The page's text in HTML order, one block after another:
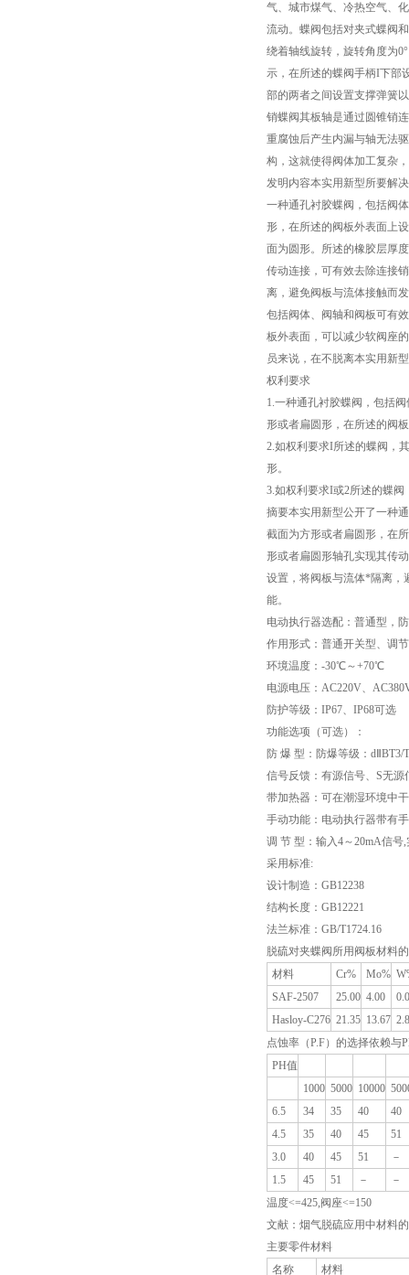
气、城市煤气、冷热空气、
流动。蝶阀包括对夹式蝶阀
绕着轴线旋转，旋转角度为
示，在所述的蝶阀手柄I下部
部的两者之间设置支撑弹簧
销蝶阀其板轴是通过圆锥销
重腐蚀后产生内漏与轴无法
构，这就使得阀体加工复杂
发明内容本实用新型所要解
一种通孔衬胶蝶阀，包括阀
形，在所述的阀板外表面上
面为圆形。所述的橡胶层厚
传动连接，可有效去除连接
离，避免阀板与流体接触而
包括阀体、阀轴和阀板可有
板外表面，可以减少软阀座
员来说，在不脱离本实用新
权利要求
1.一种通孔衬胶蝶阀，包括
形或者扁圆形，在所述的阀
2.如权利要求I所述的蝶阀，
形。
3.如权利要求I或2所述的蝶阀
摘要本实用新型公开了一种
截面为方形或者扁圆形，在
形或者扁圆形轴孔实现其传
设置，将阀板与流体*隔离，
能。
电动执行器选配：普通型，
作用形式：普通开关型、调
环境温度：-30℃～+70℃
电源电压：AC220V、
防护等级：IP67、IP68可选
功能选项（可选）：
防 爆 型：防爆等级：dⅡBT3/
信号反馈：有源信号、S无源
带加热器：可在潮湿环境中
手动功能：电动执行器带有
调 节 型：输入4～20mA信号
采用标准:
设计制造：GB12238
结构长度：GB12221
法兰标准：GB/T1724.16
脱硫对夹蝶阀所用阀板材料
材料
Cr% Mo%
SAF-2507
25.00 4.00
Hasloy-C276 21.35 13.67
点蚀率（P.F）的选择依赖
PH值
1000 5000 10000
6.5
34 35 40
40
4.5
35 40 45
51
3.0
40 45 51
－
1.5
45 51 －
－
温度<=425,阀座<=150
文献：烟气脱硫应用中材料
主要零件材料
名称
材料